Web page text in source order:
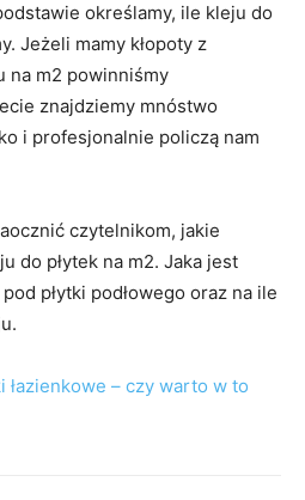
określamy, ile kleju do
Jeżeli mamy kłopoty z
na m2 powinniśmy
znajdziemy mnóstwo
i profesjonalnie policzą nam
czytelnikom, jakie
do płytek na m2. Jaka jest
płytki podłowego oraz na ile
łazienkowe – czy warto w to